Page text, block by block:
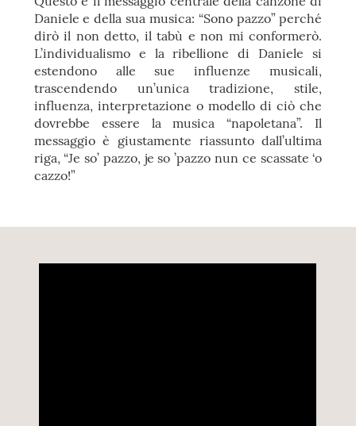
Daniele e della sua musica: “Sono pazzo” perché
dirò il non detto, il tabù e non mi conformerò.
L’individualismo e la ribellione di Daniele si
estendono alle sue influenze musicali,
trascendendo un’unica tradizione, stile,
influenza, interpretazione o modello di ciò che
dovrebbe essere la musica “napoletana”. Il
messaggio è giustamente riassunto dall’ultima
riga, “Je so’ pazzo, je so ’pazzo nun ce scassate ‘o
cazzo!”